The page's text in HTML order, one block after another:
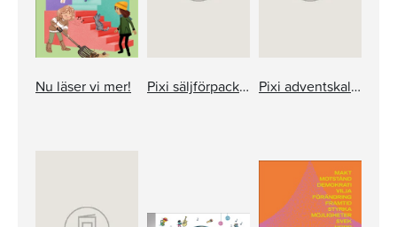
Nu läser vi mer! Pixi säljförpackning serie 237 Pixi adventskalender – Jan Lööf